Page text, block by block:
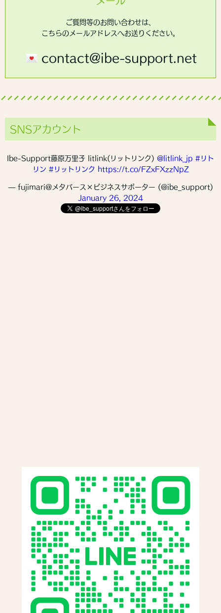
ご質問等のお問い合わせは、
こちらのメールアドレスへお送りください。
contact@ibe-support.net
SNSアカウント
Ibe-Support藤原万里子 litlink(リットリンク) @litlink_jp #リト
リン #リットリンク https://t.co/FZxFXzzNpZ
— fujimari@メタバース×ビジネスサポーター (@ibe_support)
January 26, 2024